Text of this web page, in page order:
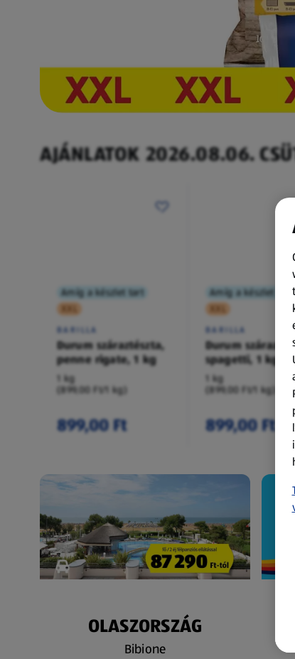
AJÁNLATOK 2026.08.06.
Amíg a készlet tart
XXL
BARILLA
Durum száraztészta,
penne rigate, 1 kg
1 kg
(899,00 Ft/1 kg)
899,00 Ft
Amíg a készlet tart
XXL
BARILLA
Durum
spagetti, 1 kg
1 kg
(899,00 Ft/1 kg)
899,00 Ft
OLASZORSZÁG
Bibione